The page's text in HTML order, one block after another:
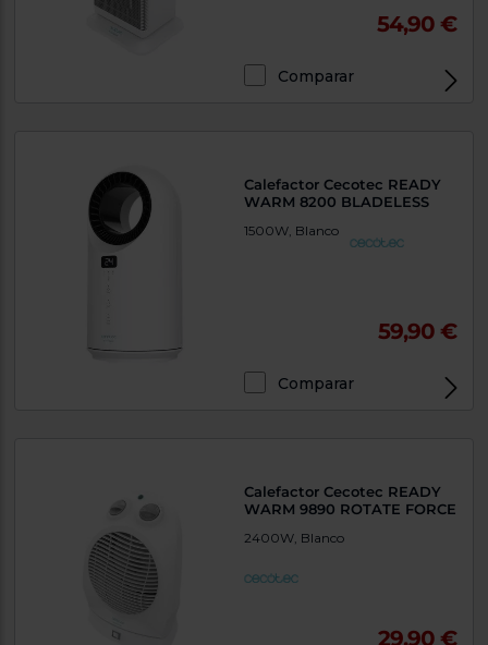
54,90 €
Comparar
Calefactor Cecotec READY
WARM 8200 BLADELESS
1500W, Blanco
59,90 €
Comparar
Calefactor Cecotec READY
WARM 9890 ROTATE FORCE
2400W, Blanco
29,90 €